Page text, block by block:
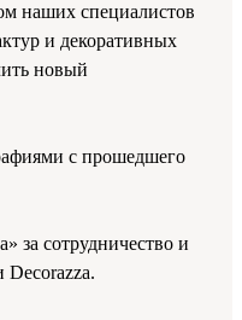
наших специалистов
и декоративных
новый
с прошедшего
за сотрудничество и
Decorazza.